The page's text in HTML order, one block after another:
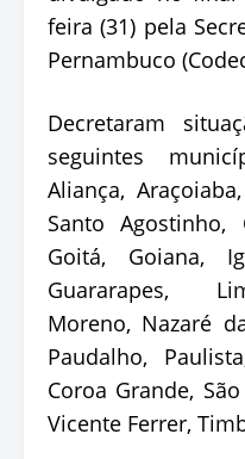
feira (31) pela
Pernambuco
Decretaram
seguintes
Aliança,
Santo Agostinho,
Goitá, Goiana,
Guararapes,
Moreno, Nazaré
Paudalho,
Coroa Grande,
Vicente Ferrer,